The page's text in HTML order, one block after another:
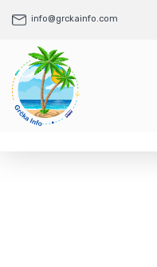
info@grckainfo.com